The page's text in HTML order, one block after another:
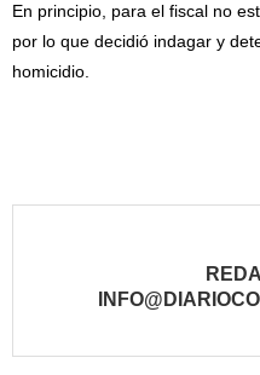
En principio, para el fiscal no
por lo que decidió indagar y
homicidio.